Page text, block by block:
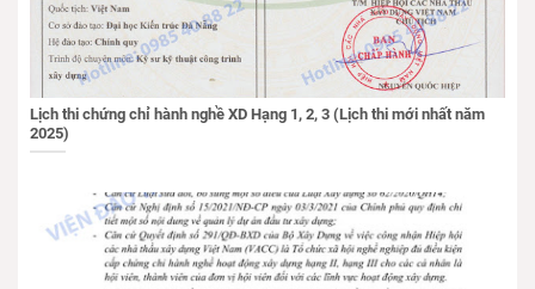
Lịch thi chứng chỉ hành nghề XD Hạng 1, 2, 3 (Lịch thi mới nhất năm
2025)